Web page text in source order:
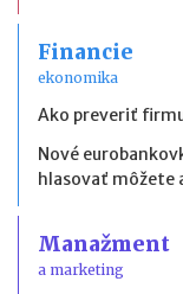
Financie
ekonomika
Ako preveriť
Nové
hlasovať môžete
Manažment
a marketing